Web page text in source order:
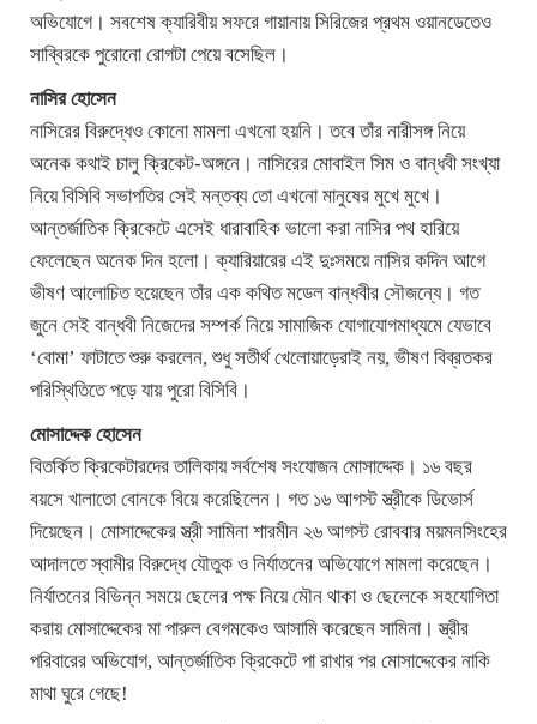
অভিযোগে। সবশেষ ক্যারিবীয় সফরে গায়ানায় সিরিজের প্রথম ওয়ানডেতেও
সাব্বিরকে পুরোনো রোগটা পেয়ে বসেছিল।
নাসির হোসেন
নাসিরের বিরুদ্ধেও কোনো মামলা এখনো হয়নি। তবে তাঁর নারীসঙ্গ নিয়ে
অনেক কথাই চালু ক্রিকেট-অঙ্গনে। নাসিরের মোবাইল সিম ও বান্ধবী সংখ্যা
নিয়ে বিসিবি সভাপতির সেই মন্তব্য তো এখনো মানুষের মুখে মুখে।
আন্তর্জাতিক ক্রিকেটে এসেই ধারাবাহিক ভালো করা নাসির পথ হারিয়ে
ফেলেছেন অনেক দিন হলো। ক্যারিয়ারের এই দুঃসময়ে নাসির কদিন আগে
ভীষণ আলোচিত হয়েছেন তাঁর এক কথিত মডেল বান্ধবীর সৌজন্যে। গত
জুনে সেই বান্ধবী নিজেদের সম্পর্ক নিয়ে সামাজিক যোগাযোগমাধ্যমে যেভাবে
‘বোমা’ ফাটাতে শুরু করলেন, শুধু সতীর্থ খেলোয়াড়েরাই নয়, ভীষণ বিব্রতকর
পরিস্থিতিতে পড়ে যায় পুরো বিসিবি।
মোসাদ্দেক হোসেন
বিতর্কিত ক্রিকেটারদের তালিকায় সর্বশেষ সংযোজন মোসাদ্দেক। ১৬ বছর
বয়সে খালাতো বোনকে বিয়ে করেছিলেন। গত ১৬ আগস্ট স্ত্রীকে ডিভোর্স
দিয়েছেন। মোসাদ্দেকের স্ত্রী সামিনা শারমীন ২৬ আগস্ট রোববার ময়মনসিংহের
আদালতে স্বামীর বিরুদ্ধে যৌতুক ও নির্যাতনের অভিযোগে মামলা করেছেন।
নির্যাতনের বিভিন্ন সময়ে ছেলের পক্ষ নিয়ে মৌন থাকা ও ছেলেকে সহযোগিতা
করায় মোসাদ্দেকের মা পারুল বেগমকেও আসামি করেছেন সামিনা। স্ত্রীর
পরিবারের অভিযোগ, আন্তর্জাতিক ক্রিকেটে পা রাখার পর মোসাদ্দেকের নাকি
মাথা ঘুরে গেছে!